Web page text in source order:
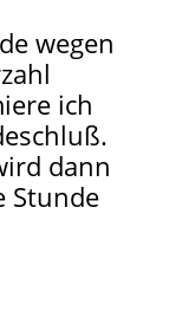
wegen
ich
dann
Stunde